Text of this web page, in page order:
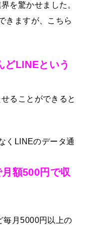
を驚かせました。
きますが、こちら
どLINEという
ることができると
くLINEのデータ通
額500円で収
毎月5000円以上の